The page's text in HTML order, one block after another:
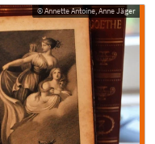
© Annette Antoine, Anne Jäger
© Annette Antoine, Anne Jäger